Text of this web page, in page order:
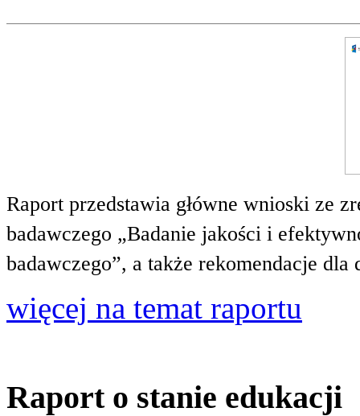
Raport przedstawia główne wnioski ze
badawczego „Badanie jakości i
badawczego”, a także rekomendacje
więcej na temat raportu
Raport o stanie edukacji